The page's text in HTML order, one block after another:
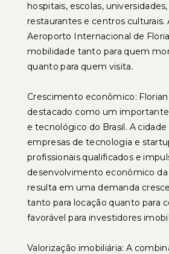
hospitais, escolas,
restaurantes e centros culturais.
Aeroporto Internacional de
mobilidade tanto para quem
quanto para quem visita.
Crescimento econômico:
destacado como um
e tecnológico do Brasil. A
empresas de tecnologia e
profissionais qualificados e
desenvolvimento econômico da
resulta em uma demanda
tanto para locação quanto para
favorável para investidores
Valorização imobiliária: A